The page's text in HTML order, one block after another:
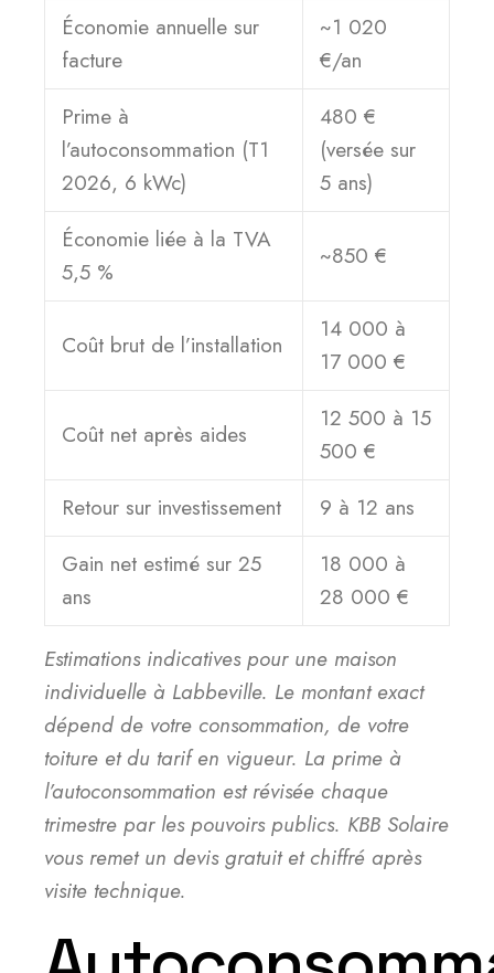
Économie annuelle sur
facture
~1 020
€/an
Prime à
l’autoconsommation (T1
2026, 6 kWc)
480 €
(versée sur
5 ans)
Économie liée à la TVA
5,5 %
~850 €
Coût brut de l’installation
14 000 à
17 000 €
Coût net après aides
12 500 à 15
500 €
Retour sur investissement
9 à 12 ans
Gain net estimé sur 25
ans
18 000 à
28 000 €
Estimations indicatives pour une maison
individuelle à Labbeville. Le montant exact
dépend de votre consommation, de votre
toiture et du tarif en vigueur. La prime à
l’autoconsommation est révisée chaque
trimestre par les pouvoirs publics. KBB Solaire
vous remet un devis gratuit et chiffré après
visite technique.